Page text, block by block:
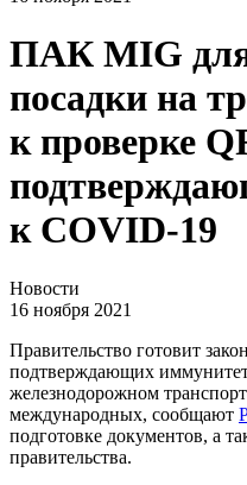
ПАК MIG
посадки на
к проверке
к COVID-19
Новости
16 ноября 2021
Правительство готовит
подтверждающих
железнодорожном
международных, сообщают
подготовке документов, а
правительства.